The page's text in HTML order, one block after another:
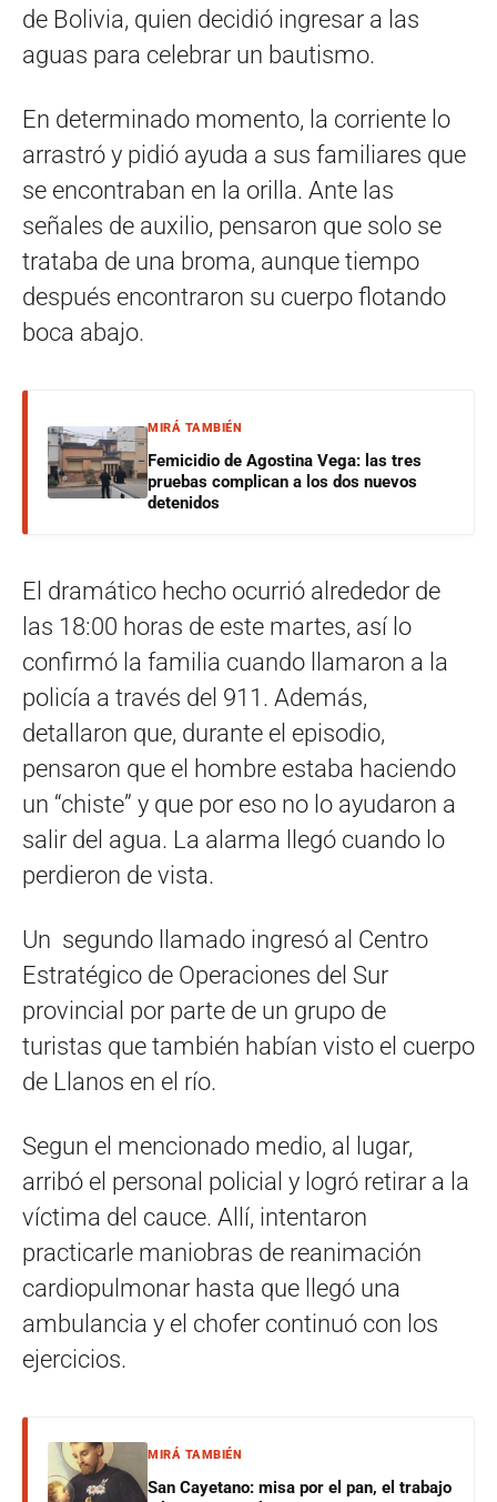
de Bolivia, quien decidió ingresar a las
aguas para celebrar un bautismo.
En determinado momento, la corriente lo
arrastró y pidió ayuda a sus familiares que
se encontraban en la orilla. Ante las
señales de auxilio, pensaron que solo se
trataba de una broma, aunque tiempo
después encontraron su cuerpo flotando
boca abajo.
MIRÁ TAMBIÉN
Femicidio de Agostina Vega: las tres
pruebas complican a los dos nuevos
detenidos
El dramático hecho ocurrió alrededor de
las 18:00 horas de este martes, así lo
confirmó la familia cuando llamaron a la
policía a través del 911. Además,
detallaron que, durante el episodio,
pensaron que el hombre estaba haciendo
un “chiste” y que por eso no lo ayudaron a
salir del agua. La alarma llegó cuando lo
perdieron de vista.
Un segundo llamado ingresó al Centro
Estratégico de Operaciones del Sur
provincial por parte de un grupo de
turistas que también habían visto el cuerpo
de Llanos en el río.
Segun el mencionado medio, al lugar,
arribó el personal policial y logró retirar a la
víctima del cauce. Allí, intentaron
practicarle maniobras de reanimación
cardiopulmonar hasta que llegó una
ambulancia y el chofer continuó con los
ejercicios.
MIRÁ TAMBIÉN
San Cayetano: misa por el pan, el trabajo